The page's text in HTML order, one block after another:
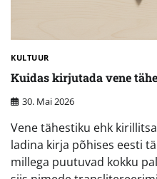
KULTUUR
Kuidas kirjutada vene
30. Mai 2026
Vene tähestiku ehk
ladina kirja põhises eesti
millega puutuvad kokku